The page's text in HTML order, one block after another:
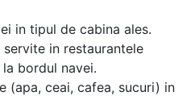
in tipul de cabina ales.
in restaurantele
bordul navei.
(apa, ceai, cafea, sucuri) in